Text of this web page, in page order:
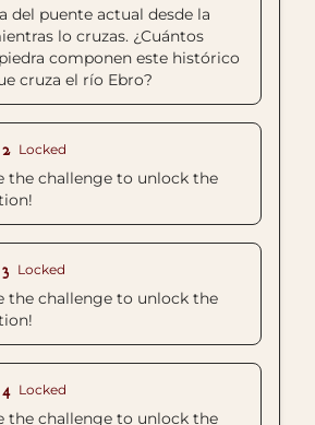
del puente actual desde la
lo cruzas. ¿Cuántos
componen este histórico
cruza el río Ebro?
Locked
the challenge to unlock the
Locked
the challenge to unlock the
Locked
the challenge to unlock the